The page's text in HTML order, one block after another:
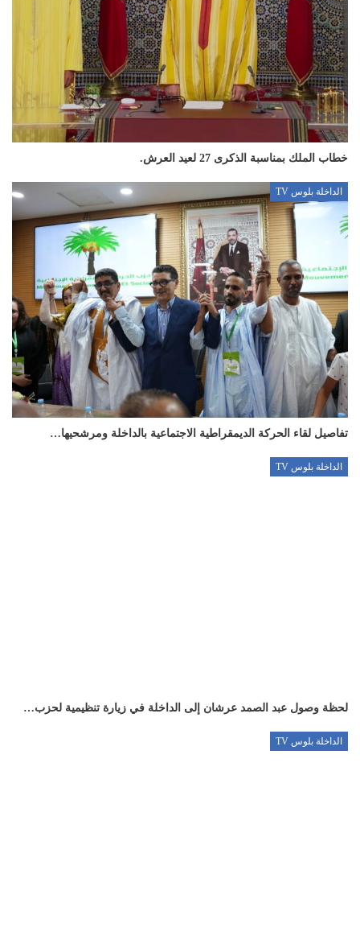
خطاب الملك بمناسبة الذكرى 27 لعيد العرش.
الداخلة بلوس TV
تفاصيل لقاء الحركة الديمقراطية الاجتماعية بالداخلة ومرشحيها…
الداخلة بلوس TV
لحظة وصول عبد الصمد عرشان إلى الداخلة في زيارة تنظيمية لحزب…
الداخلة بلوس TV